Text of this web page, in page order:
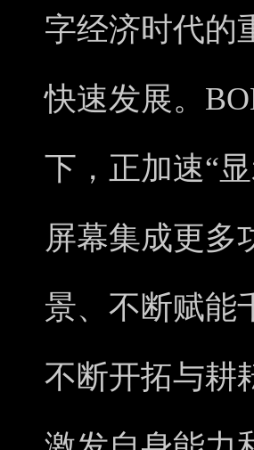
字经济时代的
快速发展。
下，正加速“
屏幕集成更多
景、不断赋能
不断开拓与耕